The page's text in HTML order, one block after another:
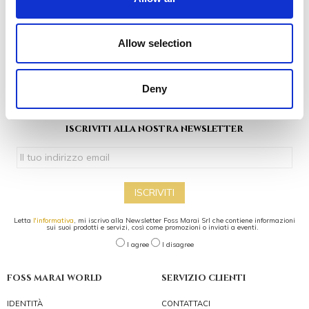
Allow selection
Deny
iscriviti alla nostra newsletter
ISCRIVITI
Letta l'informativa, mi iscrivo alla Newsletter Foss Marai Srl che contiene informazioni
sui suoi prodotti e servizi, così come promozioni o inviati a eventi.
I agree
I disagree
foss marai world
IDENTITÀ
servizio clienti
CONTATTACI